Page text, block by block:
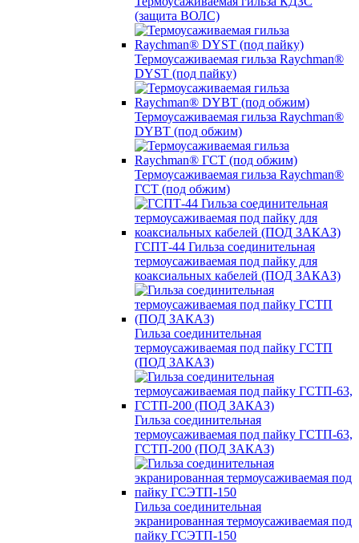
(защита ВОЛС)
Термоусаживаемая гильза Raychman®
DYST (под пайку)
Термоусаживаемая гильза Raychman®
DYBT (под обжим)
Термоусаживаемая гильза Raychman®
ГСТ (под обжим)
ГСПТ-44 Гильза соединительная
термоусаживаемая под пайку для
коаксиальных кабелей (ПОД ЗАКАЗ)
Гильза соединительная
термоусаживаемая под пайку ГСТП
(ПОД ЗАКАЗ)
Гильза соединительная
термоусаживаемая под пайку ГСТП-63,
ГСТП-200 (ПОД ЗАКАЗ)
Гильза соединительная
экранированная термоусаживаемая под
пайку ГСЭТП-150